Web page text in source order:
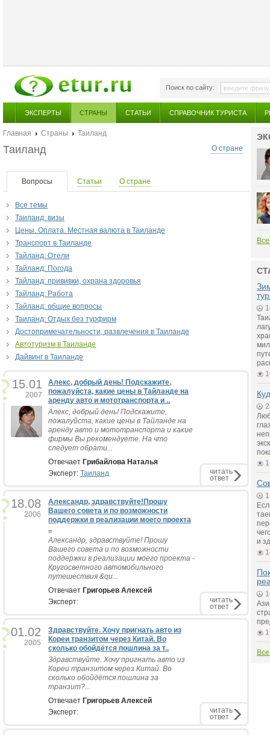
Поиск по сайту:
ЭКСПЕРТЫ СТРАНЫ СТАТЬИ СПРАВОЧНИК ТУРИСТА
Главная Страны
Таиланд
О стране
Таиланд
Вопросы Статьи О стране
Все темы
Таиланд: визы
Цены. Оплата. Местная валюта в Таиланде
Транспорт в Таиланде
Тайланд: Отели
Тайланд: Погода
Тайланд: прививки, охрана здоровья
Тайланд: Работа
Тайланд: общие вопросы
Таиланд: Отдых без турфирм
Достопримечательности, развлечения в Таиланде
Автотуризм в Таиланде
Дайвинг в Таиланде
15.01
2007
Алекс, добрый день! Подскажите,
пожалуйста, какие цены в Тайланде на
аренду авто и мототранспорта и ..
Алекс, добрый день! Подскажите,
пожалуйста, какие цены в Тайланде на
аренду авто и мототранспорта и какие
фирмы Вы рекомендуете. На что
следует обрати...
Отвечает Грибайлова Наталья
Эксперт: Таиланд читать
ответ
18.08
2006
Александр, здравствуйте!Прошу
Вашего совета и по возможности
поддержки в реализации моего проекта
..
Александр, здравствуйте! Прошу
Вашего совета и по возможности
поддержки в реализации моего проекта -
Кругосветного автомобильного
путешествия &qu...
Отвечает Григорьев Алексей
Эксперт:
читать
ответ
01.02
2005
Здравствуйте. Хочу пригнать авто из
Кореи транзитом через Китай. Во
сколько обойдётся пошлина за т..
Здравствуйте. Хочу пригнать авто из
Кореи транзитом через Китай. Во
сколько обойдётся пошлина за
транзит?...
Отвечает Григорьев Алексей
Эксперт:
читать
ответ
и